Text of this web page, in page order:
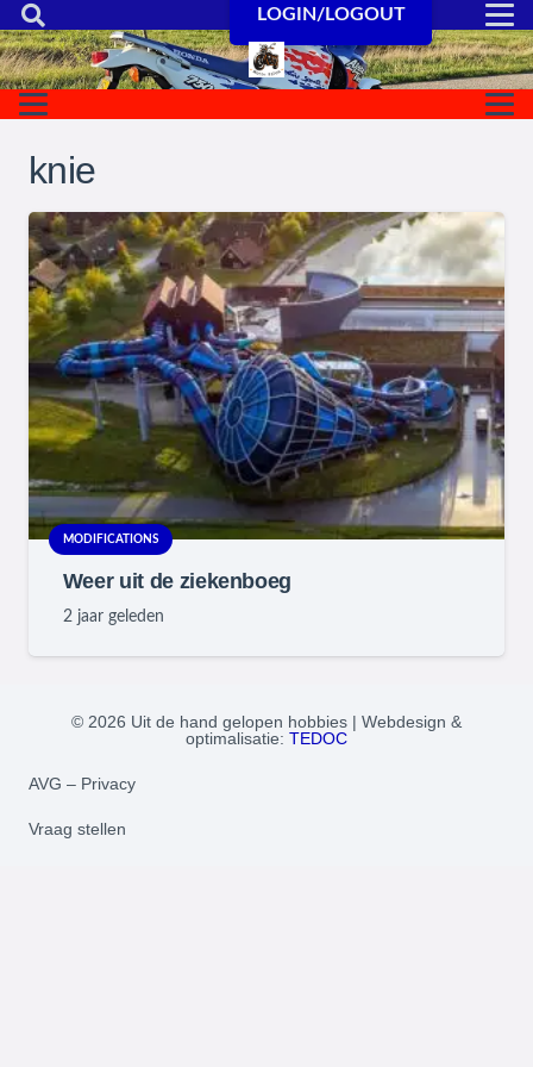
LOGIN/LOGOUT
knie
MODIFICATIONS
Weer uit de ziekenboeg
2 jaar geleden
© 2026 Uit de hand gelopen hobbies | Webdesign &
optimalisatie: TEDOC
AVG – Privacy
Vraag stellen